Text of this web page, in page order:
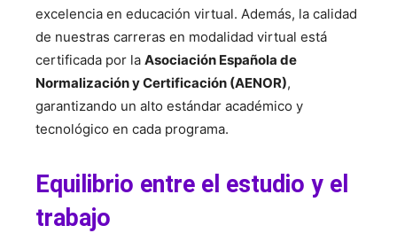
excelencia en educación virtual. Además, la calidad
de nuestras carreras en modalidad virtual está
certificada por la Asociación Española de
Normalización y Certificación (AENOR),
garantizando un alto estándar académico y
tecnológico en cada programa.
Equilibrio entre el estudio y el
trabajo